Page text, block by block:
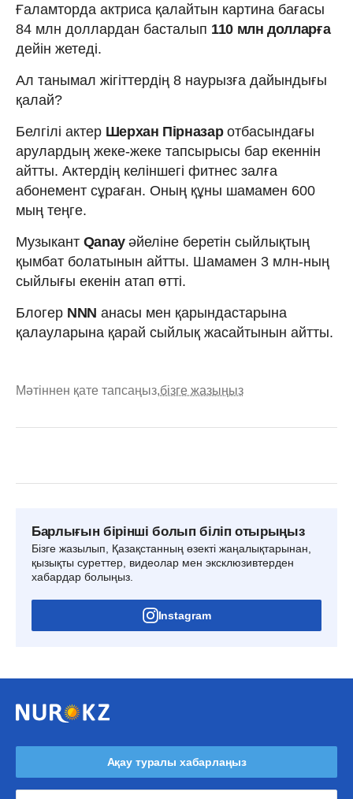
Ғаламторда актриса қалайтын картина бағасы
84 млн доллардан басталып 110 млн долларға
дейін жетеді.
Ал танымал жігіттердің 8 наурызға дайындығы
қалай?
Белгілі актер Шерхан Пірназаротбасындағы
арулардың жеке-жеке тапсырысы бар екеннін
айтты. Актердің келіншегі фитнес залға
абонемент сұраған. Оның құны шамамен 600
мың теңге.
Музыкант Qanayәйеліне беретін сыйлықтың
қымбат болатынын айтты. Шамамен 3 млн-ның
сыйлығы екенін атап өтті.
Блогер NNN анасы мен қарындастарына
қалауларына қарай сыйлық жасайтынын айтты.
Мәтіннен қате тапсаңыз,бізге жазыңыз
Барлығын бірінші болып біліп отырыңыз
Бізге жазылып, Қазақстанның өзекті жаңалықтарынан,
қызықты суреттер, видеолар мен эксклюзивтерден
хабардар болыңыз.
Instagram
Ақау туралы хабарлаңыз